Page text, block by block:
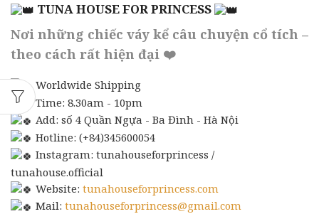
TUNA HOUSE FOR PRINCESS
Nơi những chiếc váy kể câu chuyện cổ tích –
theo cách rất hiện đại ❤️
Worldwide Shipping
Time: 8.30am - 10pm
Add: số 4 Quần Ngựa - Ba Đình - Hà Nội
Hotline: (+84)345600054
Instagram: tunahouseforprincess /
tunahouse.official
Website: tunahouseforprincess.com
Mail: tunahouseforprincess@gmail.com